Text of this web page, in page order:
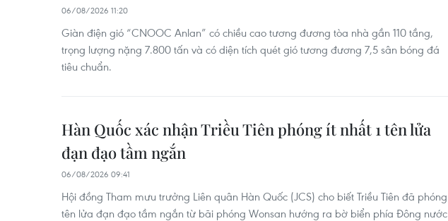
06/08/2026 11:20
Giàn điện gió “CNOOC Anlan” có chiều cao tương đương tòa nhà gần 110 tầng,
trọng lượng nặng 7.800 tấn và có diện tích quét gió tương đương 7,5 sân bóng đá
tiêu chuẩn.
Hàn Quốc xác nhận Triều Tiên phóng ít nhất 1 tên lửa
đạn đạo tầm ngắn
06/08/2026 09:41
Hội đồng Tham mưu trưởng Liên quân Hàn Quốc (JCS) cho biết Triều Tiên đã phóng
tên lửa đạn đạo tầm ngắn từ bãi phóng Wonsan hướng ra bờ biển phía Đông nước